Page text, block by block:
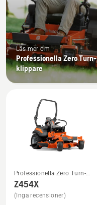
Läs mer om
Professionella Zero Turn-
klippare
Se
mer
information
Professionella Zero Turn-
klippare
Z454X
(Inga recensioner)